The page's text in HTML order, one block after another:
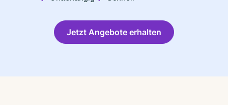
Jetzt Angebote erhalten